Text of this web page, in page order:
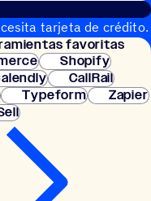
tarjeta de crédito.
favoritas
Shopify
CallRail
Typeform
Zapier